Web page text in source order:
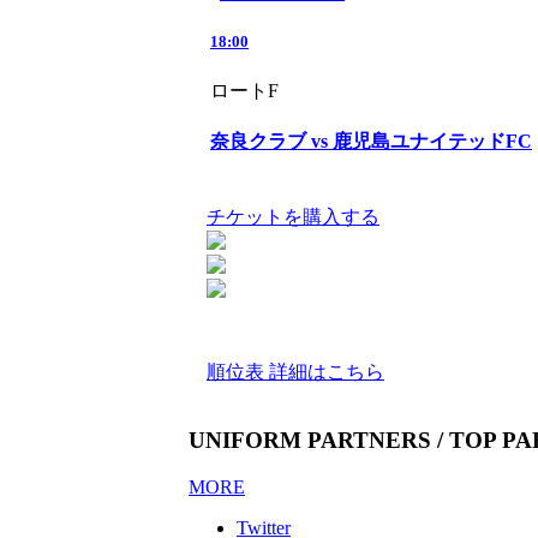
18:00
ロートF
奈良クラブ vs 鹿児島ユナイテッドFC
チケットを購入する
順位表 詳細はこちら
UNIFORM PARTNERS / TOP
MORE
Twitter